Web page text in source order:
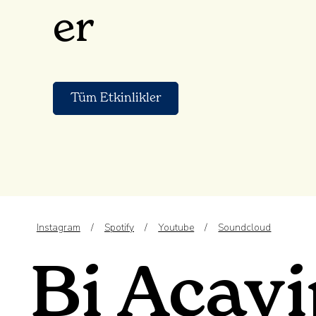
er
Tüm Etkinlikler
Instagram / Spotify / Youtube / Soundcloud
Bi